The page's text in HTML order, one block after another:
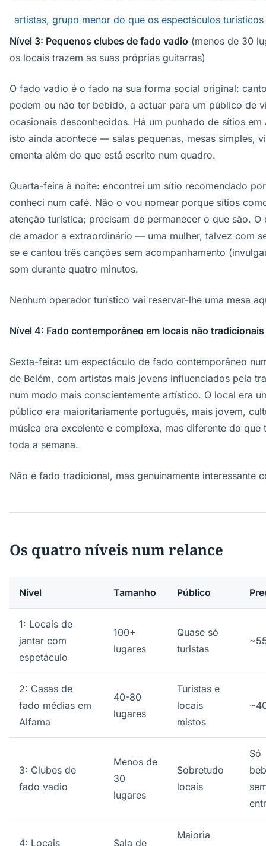
artistas, grupo menor do que os espectáculos turísticos
Nível 3: Pequenos clubes de fado vadio (menos de 30
os locais trazem as suas próprias guitarras)
O fado vadio é o fado na sua forma social original:
podem ou não ter bebido, a actuar para um público de
ocasionais desconhecidos. Há um punhado de sítios
isto ainda acontece — salas pequenas, mesas simples,
ementa além do que está escrito num quadro.
Quarta-feira à noite: encontrei um sítio recomendado
conheci num café. Não o vou nomear porque sítios
atenção turística; precisam de permanecer o que são. O
de amador a extraordinário — uma mulher, talvez com
se e cantou três canções sem acompanhamento
som durante quatro minutos.
Nenhum operador turístico vai reservar-lhe uma mesa
Nível 4: Fado contemporâneo em locais não tradicionais
Sexta-feira: um espectáculo de fado contemporâneo
de Belém, com artistas mais jovens influenciados pela
num modo mais conscientemente artístico. O local era
público era maioritariamente português, mais jovem,
música era excelente e complexa, mas diferente do que
toda a semana.
Não é fado tradicional, mas genuinamente interessante
Os quatro níveis num relance
Nível Tamanho Público
1: Locais de
jantar com
espetáculo
100+
lugares
Quase só
turistas
2: Casas de
fado médias em
Alfama
40-80
lugares
Turistas e
locais
mistos
3: Clubes de
fado vadio
Menos de
30
lugares
Sobretudo
locais
Só
4: Locais Sala de
Maioria